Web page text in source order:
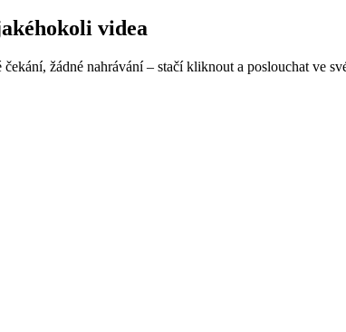
videa
žádné nahrávání – stačí kliknout a poslouchat ve